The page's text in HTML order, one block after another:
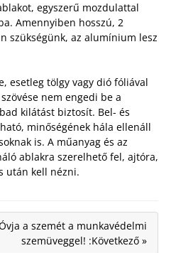
egyszerű mozdulattal
Amennyiben hosszú, 2
szükségünk, az alumínium lesz
esetleg tölgy vagy dió fóliával
nem engedi be a
kilátást biztosít. Bel- és
minőségének hála ellenáll
is. A műanyag és az
ablakra szerelhető fel, ajtóra,
után kell nézni.
a szemét a munkavédelmi
szemüveggel! :Következő »